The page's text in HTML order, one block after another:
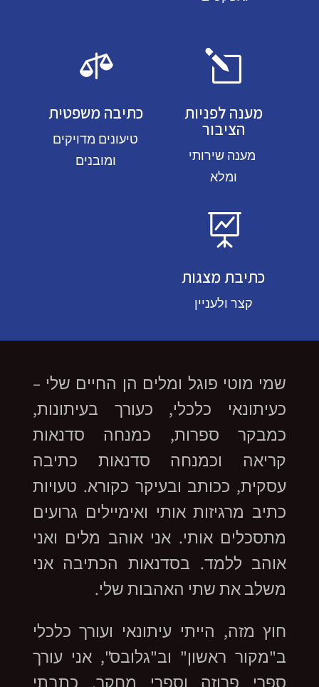
l
מענה לפניות
הציבור
מענה שירותי
ומלא

כתיבה משפטית
טיעונים מדויקים
ומובנים

כתיבת מצגות
קצר ולעניין
שמי מוטי פוגל ומלים הן החיים שלי –
כעיתונאי כלכלי, כעורך בעיתונות,
כמבקר ספרות, כמנחה סדנאות
קריאה וכמנחה סדנאות כתיבה
עסקית, ככותב ובעיקר כקורא. טעויות
כתיב מרגיזות אותי ואימיילים גרועים
מתסכלים אותי. אני אוהב מלים ואני
אוהב ללמד. בסדנאות הכתיבה אני
משלב את שתי האהבות שלי.
חוץ מזה, הייתי עיתונאי ועורך כלכלי
ב"מקור ראשון" וב"גלובס", אני עורך
ספרי פרוזה וספרי מחקר, כתבתי